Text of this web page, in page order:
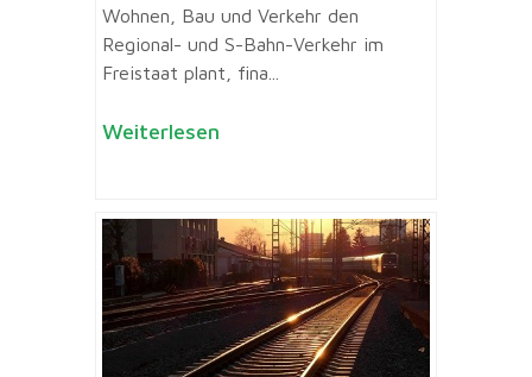
Wohnen, Bau und Verkehr den
Regional- und S-Bahn-Verkehr im
Freistaat plant, fina...
Weiterlesen